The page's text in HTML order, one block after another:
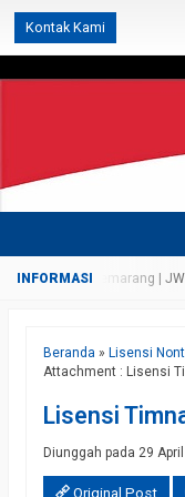
Kontak Kami
Bandungan Semarang |
Beranda » Lisensi
Attachment : Lisensi
Lisensi
Diunggah pada 29
Original Post